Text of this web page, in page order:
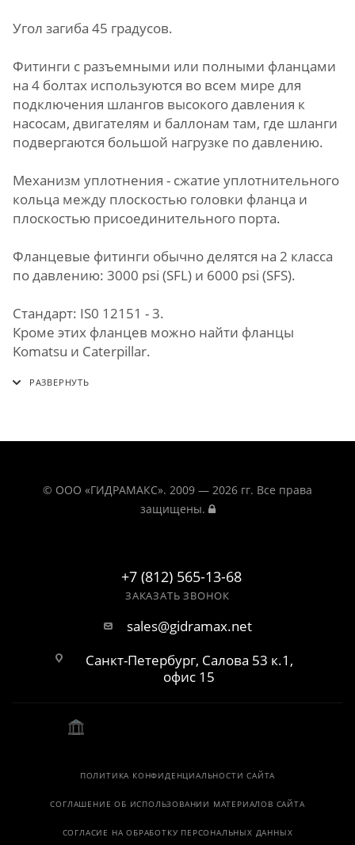
Угол загиба 45 градусов.
Фитинги с разъемными или полными фланцами
на 4 болтах используются во всем мире для
подключения шлангов высокого давления к
насосам, двигателям и баллонам там, где шланги
подвергаются большой нагрузке по давлению.
Механизм уплотнения - сжатие уплотнительного
кольца между плоскостью головки фланца и
плоскостью присоединительного порта.
Фланцевые фитинги обычно делятся на 2 класса
по давлению: 3000 psi (SFL) и 6000 psi (SFS).
Стандарт: IS0 12151 - 3.
Кроме этих фланцев можно найти фланцы
Komatsu и Caterpillar.
© ООО «ГИДРАМАКС». 2009 — 2026 гг. Все права
защищены.
+7 (812) 565-13-68
ЗАКАЗАТЬ ЗВОНОК
sales@gidramax.net
Санкт-Петербург, Салова 53 к.1,
офис 15
ПОЛИТИКА КОНФИДЕНЦИАЛЬНОСТИ САЙТА
СОГЛАШЕНИЕ ОБ ИСПОЛЬЗОВАНИИ МАТЕРИАЛОВ САЙТА
СОГЛАСИЕ НА ОБРАБОТКУ ПЕРСОНАЛЬНЫХ ДАННЫХ